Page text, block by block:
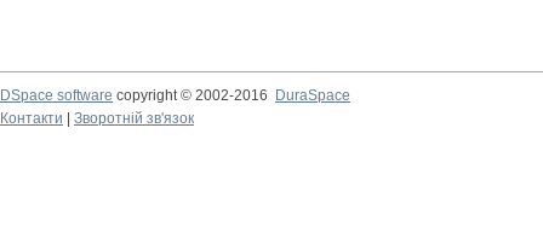
DSpace software copyright © 2002-2016
DuraSpace
Контакти
Зворотній зв'язок